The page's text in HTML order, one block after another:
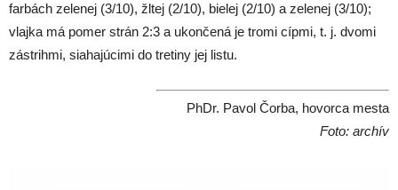
farbách zelenej (3/10), žltej (2/10), bielej (2/10) a zelenej (3/10);
vlajka má pomer strán 2:3 a ukončená je tromi cípmi, t. j. dvomi
zástrihmi, siahajúcimi do tretiny jej listu.
PhDr. Pavol Čorba, hovorca mesta
Foto: archív